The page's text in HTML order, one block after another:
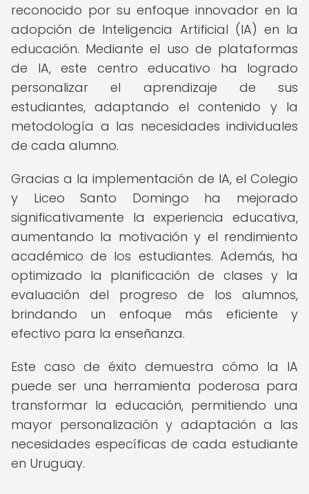
reconocido por su enfoque innovador en la
adopción de Inteligencia Artificial (IA) en la
educación. Mediante el uso de plataformas
de IA, este centro educativo ha logrado
personalizar el aprendizaje de sus
estudiantes, adaptando el contenido y la
metodología a las necesidades individuales
de cada alumno.
Gracias a la implementación de IA, el Colegio
y Liceo Santo Domingo ha mejorado
significativamente la experiencia educativa,
aumentando la motivación y el rendimiento
académico de los estudiantes. Además, ha
optimizado la planificación de clases y la
evaluación del progreso de los alumnos,
brindando un enfoque más eficiente y
efectivo para la enseñanza.
Este caso de éxito demuestra cómo la IA
puede ser una herramienta poderosa para
transformar la educación, permitiendo una
mayor personalización y adaptación a las
necesidades específicas de cada estudiante
en Uruguay.